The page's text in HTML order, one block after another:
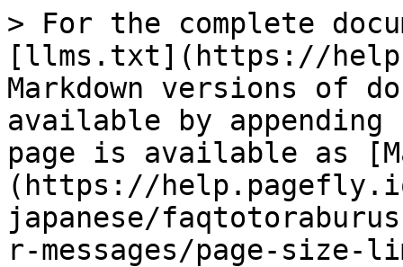
> For the complete
[llms.txt](https://
Markdown versions of
available by
page is available as
(https://
japanese/
r-messages/page-size-